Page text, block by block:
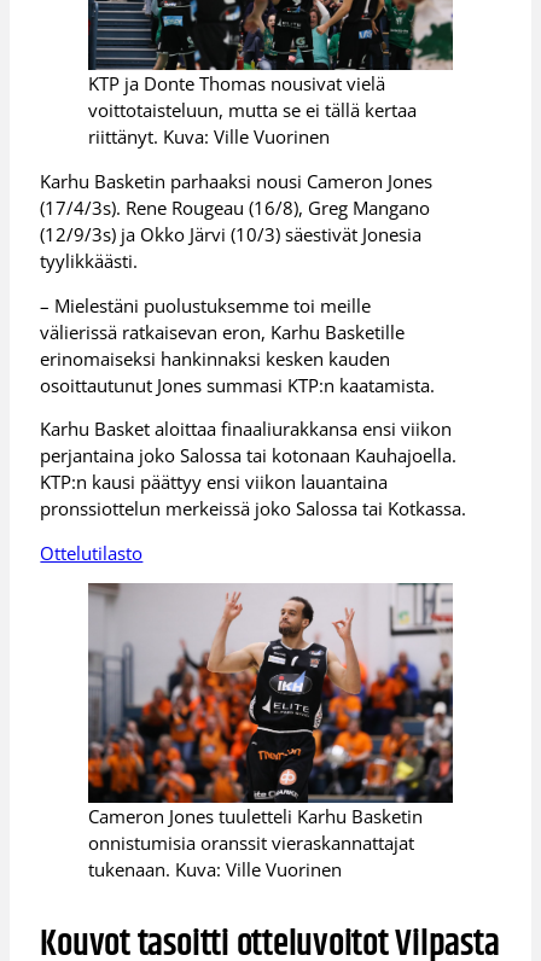
KTP ja Donte Thomas nousivat vielä
voittotaisteluun, mutta se ei tällä kertaa
riittänyt. Kuva: Ville Vuorinen
Karhu Basketin parhaaksi nousi Cameron Jones
(17/4/3s). Rene Rougeau (16/8), Greg Mangano
(12/9/3s) ja Okko Järvi (10/3) säestivät Jonesia
tyylikkäästi.
– Mielestäni puolustuksemme toi meille
välierissä ratkaisevan eron, Karhu Basketille
erinomaiseksi hankinnaksi kesken kauden
osoittautunut Jones summasi KTP:n kaatamista.
Karhu Basket aloittaa finaaliurakkansa ensi viikon
perjantaina joko Salossa tai kotonaan Kauhajoella.
KTP:n kausi päättyy ensi viikon lauantaina
pronssiottelun merkeissä joko Salossa tai Kotkassa.
Ottelutilasto
Cameron Jones tuuletteli Karhu Basketin
onnistumisia oranssit vieraskannattajat
tukenaan. Kuva: Ville Vuorinen
Kouvot tasoitti otteluvoitot Vilpasta